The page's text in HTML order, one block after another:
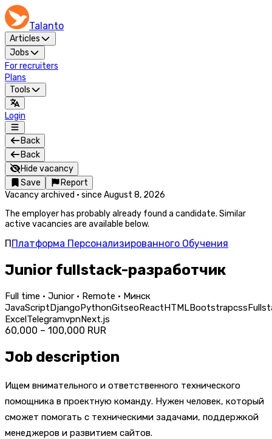
Talanto
Articles
Jobs
For recruiters
Plans
Tools
Login
Back
Back
Hide vacancy
Save
Report
Vacancy archived · since August 8, 2026
The employer has probably already found a candidate. Similar
active vacancies are available below.
ППлатформа Персонализированного Обучения
Junior fullstack-разработчик
Full time · Junior · Remote · Минск
JavaScriptDjangoPythonGitseoReactHTMLBootstrapcss
ExcelTelegramvpnNext.js
60,000 – 100,000 RUR
Job description
Ищем внимательного и ответственного технического
помощника в проектную команду. Нужен человек, который
сможет помогать с техническими задачами, поддержкой
менеджеров и развитием сайтов.